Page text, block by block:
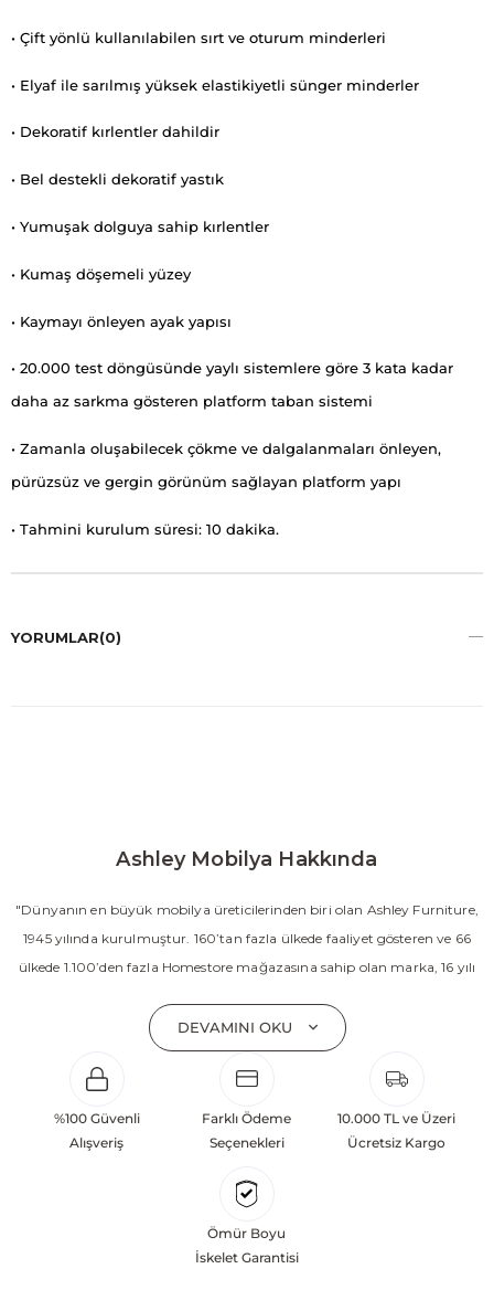
• Çift yönlü kullanılabilen sırt ve oturum minderleri
• Elyaf ile sarılmış yüksek elastikiyetli sünger minderler
• Dekoratif kırlentler dahildir
• Bel destekli dekoratif yastık
• Yumuşak dolguya sahip kırlentler
• Kumaş döşemeli yüzey
• Kaymayı önleyen ayak yapısı
• 20.000 test döngüsünde yaylı sistemlere göre 3 kata kadar
daha az sarkma gösteren platform taban sistemi
• Zamanla oluşabilecek çökme ve dalgalanmaları önleyen,
pürüzsüz ve gergin görünüm sağlayan platform yapı
• Tahmini kurulum süresi: 10 dakika.
YORUMLAR(0)
Ashley Mobilya Hakkında
"Dünyanın en büyük mobilya üreticilerinden biri olan Ashley Furniture,
1945 yılında kurulmuştur. 160’tan fazla ülkede faaliyet gösteren ve 66
ülkede 1.100’den fazla Homestore mağazasına sahip olan marka, 16 yılı
yatak odası, oturma odası, yemek odası, home ofis ve ev dekorasyon
aksesuarları dahil olmak üzere 20’den fazla ürün kategorisinde geniş bir
koleksiyon sunmaktadır. Sabit ve hareketli koltuklar, yataklar, bahçe
mobilyaları ve demonte ürün grupları ile ürün yelpazesini sürekli
geliştiren Ashley, güçlü ve verimli global altyapısı sayesinde dünya
başarılarına değil, aynı zamanda gelecekte yaratacağı değerlere
odaklanarak sürekli gelişimi temel yaklaşım olarak benimsemektedir.
Türkiye’deki yatırımları kapsamında, Kayseri Serbest Bölgesi’nde 100
DEVAMINI OKU
%100 Güvenli
Alışveriş
Farklı Ödeme
Seçenekleri
10.000 TL ve Üzeri
Ücretsiz Kargo
Ömür Boyu
İskelet Garantisi